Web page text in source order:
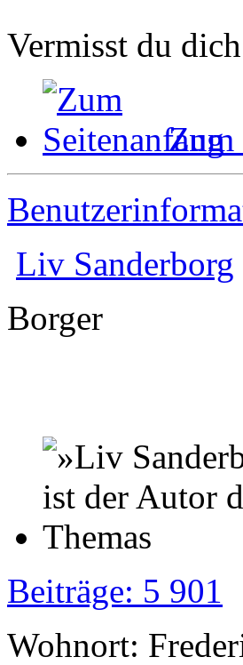
Vermisst du
Zum
Liv Sanderborg
Borger
Beiträge: 5 901
Wohnort: